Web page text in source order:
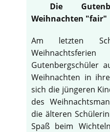
Die
Weihnachten "fair"
Am letzten
Gutenbergschüler
Weihnachten in
sich die jüngeren
des
die älteren
Spaß beim